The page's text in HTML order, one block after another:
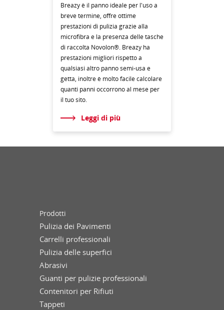
Breazy è il panno ideale per l'uso a
breve termine, offre ottime
prestazioni di pulizia grazie alla
microfibra e la presenza delle tasche
di raccolta Novolon®. Breazy ha
prestazioni migliori rispetto a
qualsiasi altro panno semi-usa e
getta, inoltre è molto facile calcolare
quanti panni occorrono al mese per
il tuo sito.
Leggi di più
Prodotti
Pulizia dei Pavimenti
Carrelli professionali
Pulizia delle superfici
Abrasivi
Guanti per pulizie professionali
Contenitori per Rifiuti
Tappeti